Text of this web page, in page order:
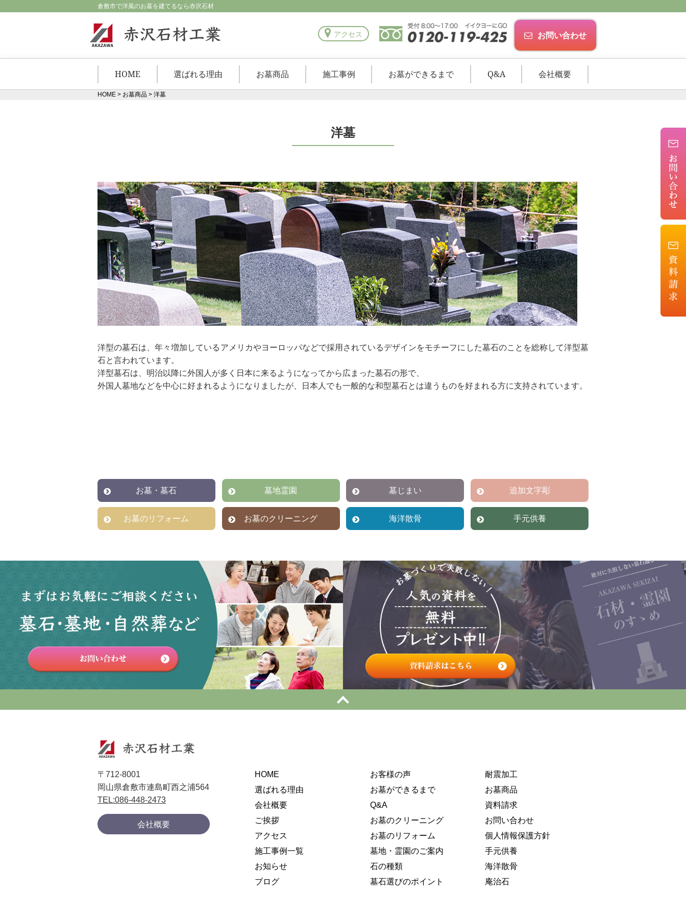
倉敷市で洋風のお墓を建てるなら赤沢石材
アクセス お問い合わせ
HOME 選ばれる理由 お墓商品 施工事例 お墓ができるまで Q&A 会社概要
HOME > お墓商品 > 洋墓
洋墓
洋型の墓石は、年々増加しているアメリカやヨーロッパなどで採用されているデザインをモチーフにした墓石のことを総称して洋型墓
石と言われています。
洋型墓石は、明治以降に外国人が多く日本に来るようになってから広まった墓石の形で、
外国人墓地などを中心に好まれるようになりましたが、日本人でも一般的な和型墓石とは違うものを好まれる方に支持されています。
お墓・墓石 墓地霊園 墓じまい 追加文字彫
お墓のリフォーム お墓のクリーニング 海洋散骨 手元供養
〒712-8001
岡山県倉敷市連島町西之浦564
TEL:086-448-2473
会社概要
HOME
選ばれる理由
会社概要
ご挨拶
アクセス
施工事例一覧
お知らせ
ブログ
お客様の声
お墓ができるまで
Q&A
お墓のクリーニング
お墓のリフォーム
墓地・霊園のご案内
石の種類
墓石選びのポイント
耐震加工
お墓商品
資料請求
お問い合わせ
個人情報保護方針
手元供養
海洋散骨
庵治石